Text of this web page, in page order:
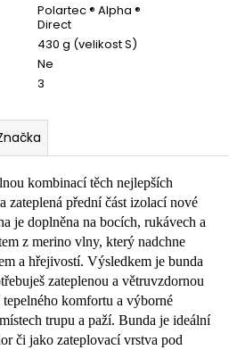
Polartec ® Alpha ®
Direct
430 g (velikost S)
Ne
3
kombinací těch nejlepších
zateplená přední část izolací nové
je doplněna na bocích, rukávech a
z merino vlny, který nadchne
a hřejivostí. Výsledkem je bunda
zateplenou a větruvzdornou
komfortu a výborné
trupu a paží. Bunda je ideální
či jako zateplovací vrstva pod